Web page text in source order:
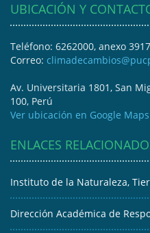
UBICACIÓN Y
Teléfono: 6262000, anexo 3917
Correo:
Av. Universitaria 1801, San
100, Perú
Ver ubicación en Google Maps
ENLACES
Instituto de la Naturaleza,
Dirección Académica de